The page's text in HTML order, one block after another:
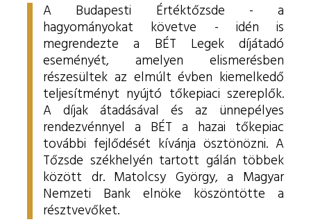
A Budapesti Értéktőzsde - a
hagyományokat követve - idén is
megrendezte a BÉT Legek díjátadó
eseményét, amelyen elismerésben
részesültek az elmúlt évben kiemelkedő
teljesítményt nyújtó tőkepiaci szereplők.
A díjak átadásával és az ünnepélyes
rendezvénnyel a BÉT a hazai tőkepiac
további fejlődését kívánja ösztönözni. A
Tőzsde székhelyén tartott gálán többek
között dr. Matolcsy György, a Magyar
Nemzeti Bank elnöke köszöntötte a
résztvevőket.